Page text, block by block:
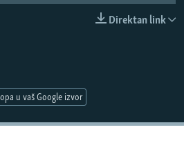
Direktan link
u vaš Google izvor